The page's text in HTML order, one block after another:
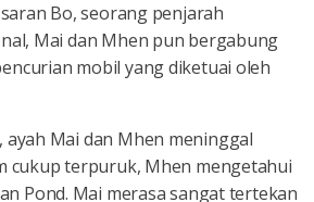
Bo, seorang penjarah
Mai dan Mhen pun bergabung
mobil yang diketuai oleh
ayah Mai dan Mhen meninggal
cukup terpuruk, Mhen mengetahui
Pond. Mai merasa sangat tertekan